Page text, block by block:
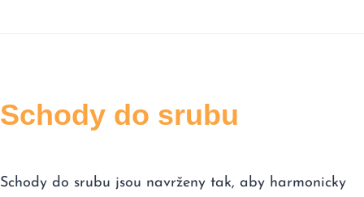
Schody do srubu
Schody do srubu jsou navrženy tak, aby harmonicky